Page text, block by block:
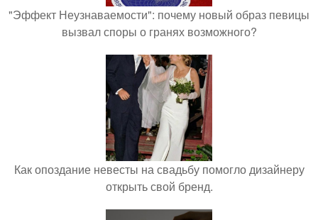
"Эффект Неузнаваемости": почему новый образ певицы
вызвал споры о гранях возможного?
Как опоздание невесты на свадьбу помогло дизайнеру
открыть свой бренд.